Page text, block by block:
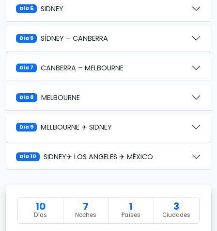
Día 5 SIDNEY
Día 6 SÍDNEY – CANBERRA
Día 7 CANBERRA – MELBOURNE
Día 8 MELBOURNE
Día 9 MELBOURNE ✈ SIDNEY
Día 10 SIDNEY✈ LOS ANGELES ✈ MÉXICO
10
Días
7
Noches
1
Países
3
Ciudades